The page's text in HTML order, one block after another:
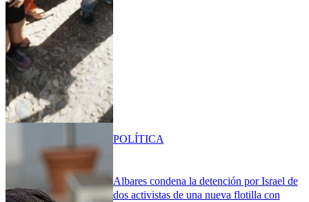
Albares condena la detención por Israel de
dos activistas de una nueva flotilla con
POLÍTICA